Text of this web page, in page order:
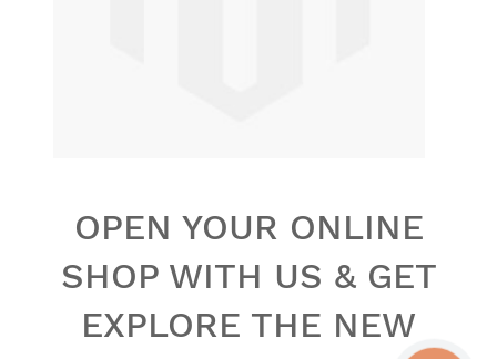
OPEN YOUR ONLINE
SHOP WITH US & GET
EXPLORE THE NEW